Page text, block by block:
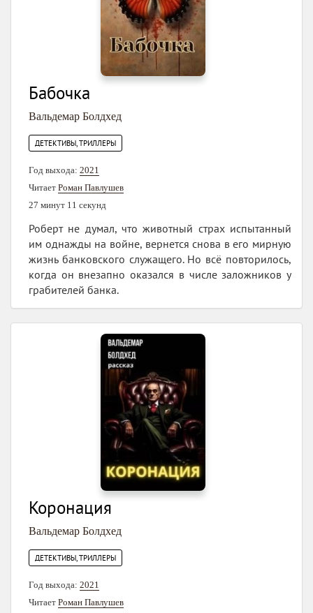
Бабочка
Вальдемар Болдхед
ДЕТЕКТИВЫ, ТРИЛЛЕРЫ
Год выхода: 2021
Читает Роман Павлушев
27 минут 11 секунд
Роберт не думал, что животный страх испытанный
им однажды на войне, вернется снова в его мирную
жизнь банковского служащего. Но всё повторилось,
когда он внезапно оказался в числе заложников у
грабителей банка.
Коронация
Вальдемар Болдхед
ДЕТЕКТИВЫ, ТРИЛЛЕРЫ
Год выхода: 2021
Читает Роман Павлушев